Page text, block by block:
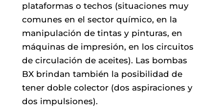
plataformas o techos (situaciones muy
comunes en el sector químico, en la
manipulación de tintas y pinturas, en
máquinas de impresión, en los circuitos
de circulación de aceites). Las bombas
BX brindan también la posibilidad de
tener doble colector (dos aspiraciones y
dos impulsiones).